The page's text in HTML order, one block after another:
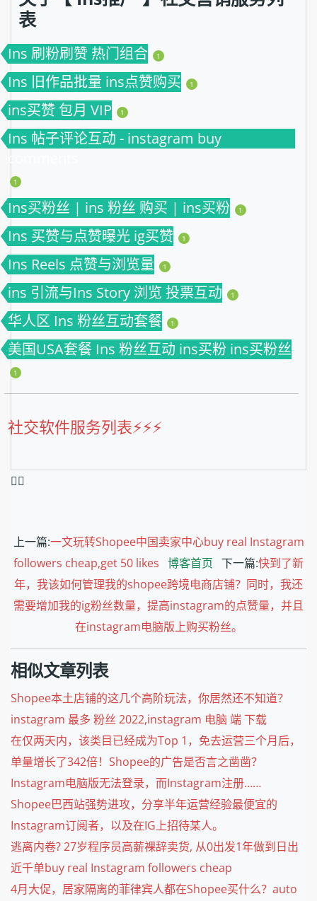
表
Ins 刷粉刷赞 热门组合 1
Ins 旧作品批量 ins点赞购买 1
ins买赞 包月 VIP 1
Ins 帖子评论互动 - instagram buy
comments
1
Ins买粉丝 | ins 粉丝 购买 | ins买粉 1
Ins 买赞与点赞曝光 ig买赞 1
Ins Reels 点赞与浏览量 1
ins 引流与Ins Story 浏览 投票互动 1
华人区 Ins 粉丝互动套餐 1
美国USA套餐 Ins 粉丝互动 ins买粉 ins买粉丝
1
社交软件服务列表⚡️⚡️⚡️
❤️‍🔥
上一篇:一文玩转Shopee中国卖家中心buy real Instagram
followers cheap,get 50 likes 博客首页 下一篇:快到了新
年，我该如何管理我的shopee跨境电商店铺？同时，我还
需要增加我的ig粉丝数量，提高instagram的点赞量，并且
在instagram电脑版上购买粉丝。
相似文章列表
Shopee本土店铺的这几个高阶玩法，你居然还不知道？
instagram 最多 粉丝 2022,instagram 电脑 端 下载
在仅两天内，该类目已经成为Top 1，免去运营三个月后，
单量增长了342倍！Shopee的广告是否言之凿凿？
Instagram电脑版无法登录，而Instagram注册……
Shopee巴西站强势进攻，分享半年运营经验最便宜的
Instagram订阅者，以及在IG上招待某人。
逃离内卷? 27岁程序员高薪裸辞卖货, 从0出发1年做到日出
近千单buy real Instagram followers cheap
4月大促，居家隔离的菲律宾人都在Shopee买什么？auto